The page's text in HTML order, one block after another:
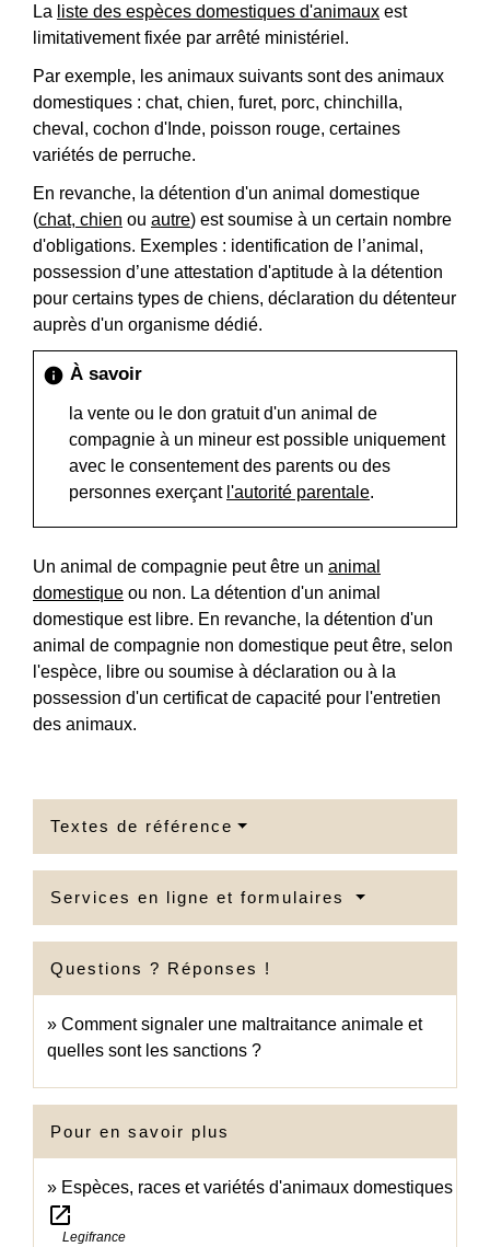
La liste des espèces domestiques d'animaux est
limitativement fixée par arrêté ministériel.
Par exemple, les animaux suivants sont des animaux
domestiques : chat, chien, furet, porc, chinchilla,
cheval, cochon d'Inde, poisson rouge, certaines
variétés de perruche.
En revanche, la détention d'un animal domestique
(chat, chien ou autre) est soumise à un certain nombre
d'obligations. Exemples : identification de l’animal,
possession d’une attestation d'aptitude à la détention
pour certains types de chiens, déclaration du détenteur
auprès d'un organisme dédié.
info À savoir
la vente ou le don gratuit d'un animal de
compagnie à un mineur est possible uniquement
avec le consentement des parents ou des
personnes exerçant l'autorité parentale.
Un animal de compagnie peut être un animal
domestique ou non. La détention d'un animal
domestique est libre. En revanche, la détention d'un
animal de compagnie non domestique peut être, selon
l'espèce, libre ou soumise à déclaration ou à la
possession d'un certificat de capacité pour l'entretien
des animaux.
Textes de référence
Services en ligne et formulaires
Questions ? Réponses !
Comment signaler une maltraitance animale et
quelles sont les sanctions ?
Pour en savoir plus
Espèces, races et variétés d'animaux domestiques
open_in_new
Legifrance